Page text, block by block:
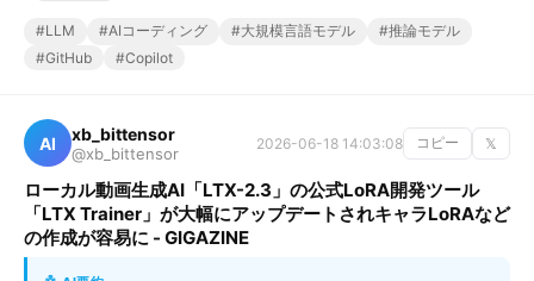
#LLM #AIコーディング #大規模言語モデル
#推論モデル
#GitHub
#Copilot
AI xb_bittensor
@xb_bittensor
2026-06-18 14:03:08 コピー 𝕏
ローカル動画生成AI「LTX-2.3」の公式LoRA開発ツール
「LTX Trainer」が大幅にアップデートされキャラLoRAなど
の作成が容易に - GIGAZINE